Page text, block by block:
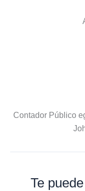
Contador Público
Te